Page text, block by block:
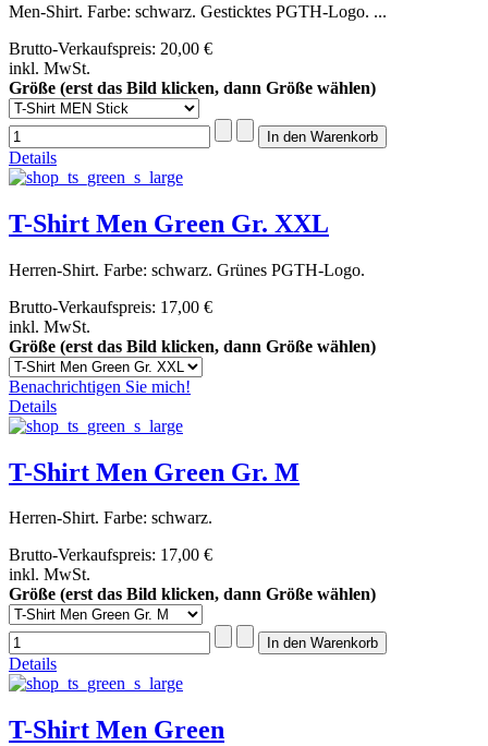
Men-Shirt. Farbe: schwarz. Gesticktes PGTH-Logo. ...
Brutto-Verkaufspreis: 20,00 €
inkl. MwSt.
Größe (erst das Bild klicken, dann Größe wählen)
Details
T-Shirt Men Green Gr. XXL
Herren-Shirt. Farbe: schwarz. Grünes PGTH-Logo.
Brutto-Verkaufspreis: 17,00 €
inkl. MwSt.
Größe (erst das Bild klicken, dann Größe wählen)
Benachrichtigen Sie mich!
Details
T-Shirt Men Green Gr. M
Herren-Shirt. Farbe: schwarz.
Brutto-Verkaufspreis: 17,00 €
inkl. MwSt.
Größe (erst das Bild klicken, dann Größe wählen)
Details
T-Shirt Men Green